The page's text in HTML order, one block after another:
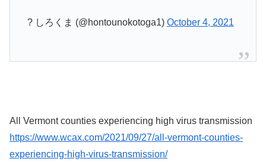
? しろくま (@hontounokotoga1) October 4, 2021
All Vermont counties experiencing high virus transmission
https://www.wcax.com/2021/09/27/all-vermont-counties-
experiencing-high-virus-transmission/